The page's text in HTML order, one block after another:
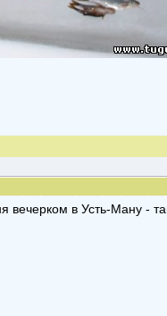
вечерком в Усть-Ману -